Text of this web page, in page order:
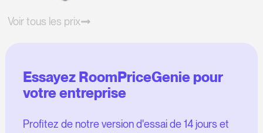
Voir tous les prix
Essayez RoomPriceGenie pour
votre entreprise
Profitez de notre version d'essai de 14 jours et